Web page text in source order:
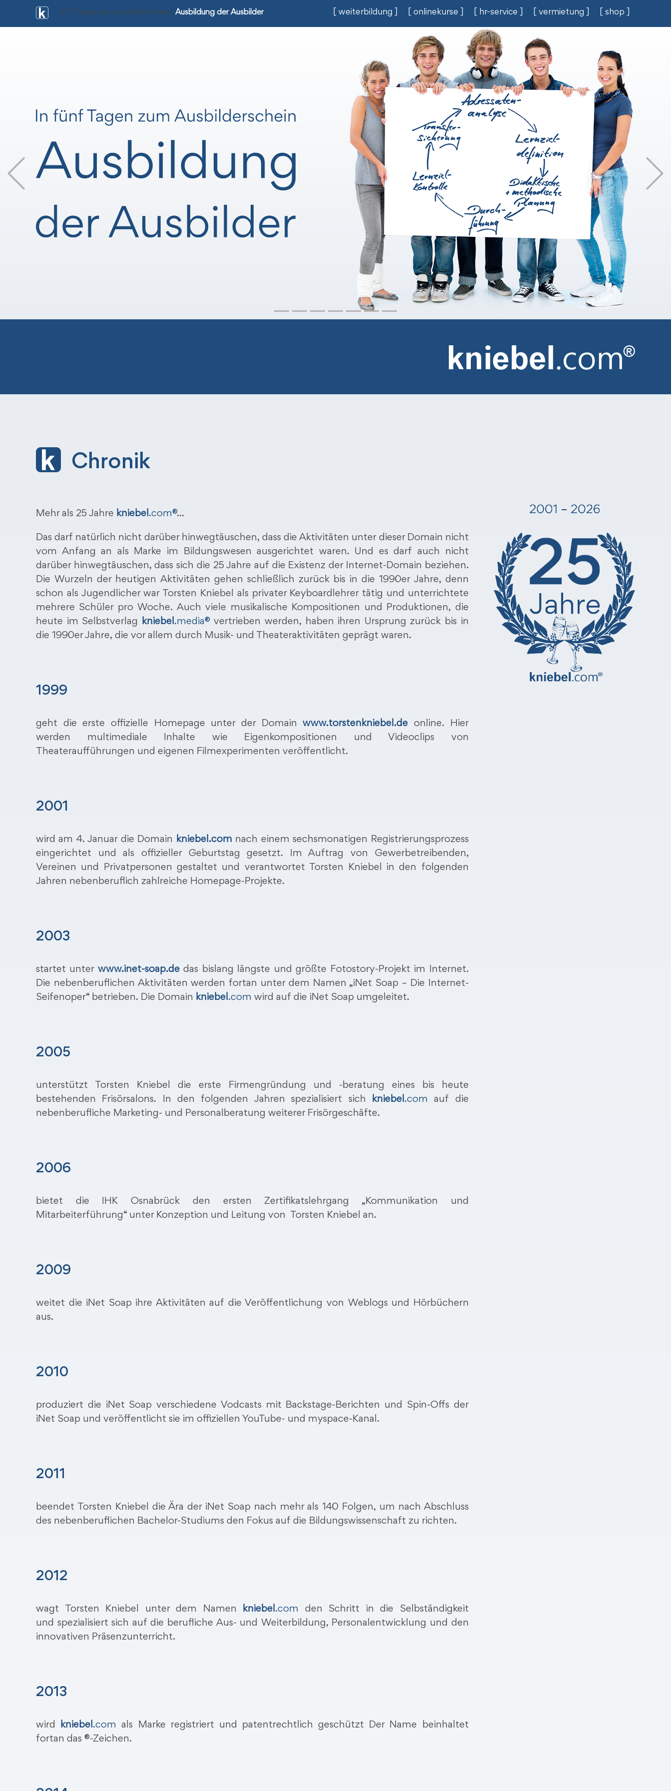
[ weiterbildung ] [ onlinekurse ] [ hr-service ] [ vermietung ] [ shop ]
In 5 Tagen zum Ausbilderschein: Ausbildung der Ausbilder
Previous
Chronik
Mehr als 25 Jahre kniebel .com®…
Das darf natürlich nicht darüber hinwegtäuschen, dass die Aktivitäten unter dieser Domain nicht
vom Anfang an als Marke im Bildungswesen ausgerichtet waren. Und es darf auch nicht
darüber hinwegtäuschen, dass sich die 25 Jahre auf die Existenz der Internet-Domain beziehen.
Die Wurzeln der heutigen Aktivitäten gehen schließlich zurück bis in die 1990er Jahre, denn
schon als Jugendlicher war Torsten Kniebel als privater Keyboardlehrer tätig und unterrichtete
mehrere Schüler pro Woche. Auch viele musikalische Kompositionen und Produktionen, die
heute im Selbstverlag
kniebel .media® vertrieben werden, haben ihren Ursprung zurück bis in
die 1990er Jahre, die vor allem durch Musik- und Theateraktivitäten geprägt waren.
1999
geht die erste offizielle Homepage unter der Domainwww.torstenkniebel.de online. Hier
werden multimediale Inhalte wie Eigenkompositionen und Videoclips von
Theateraufführungen und eigenen Filmexperimenten veröffentlicht.
2001
wird am 4. Januar die Domain kniebel.com nach einem sechsmonatigen Registrierungsprozess
eingerichtet und als offizieller Geburtstag gesetzt. Im Auftrag von Gewerbetreibenden,
Vereinen und Privatpersonen gestaltet und verantwortet Torsten Kniebel in den folgenden
Jahren nebenberuflich zahlreiche Homepage-Projekte.
2003
startet unter www.inet-soap.dedas bislang längste und größte Fotostory-Projekt im Internet.
Die nebenberuflichen Aktivitäten werden fortan unter dem Namen „iNet Soap – Die Internet-
Seifenoper“ betrieben. Die Domain kniebel .com wird auf die iNet Soap umgeleitet.
2005
unterstützt Torsten Kniebel die erste Firmengründung und -beratung eines bis heute
bestehenden Frisörsalons. In den folgenden Jahren spezialisiert sich
kniebel .com auf die
nebenberufliche Marketing- und Personalberatung weiterer Frisörgeschäfte.
2006
bietet die IHK Osnabrück den ersten Zertifikatslehrgang „Kommunikation und
Mitarbeiterführung“ unter Konzeption und Leitung von Torsten Kniebel an.
2009
weitet die iNet Soap ihre Aktivitäten auf die Veröffentlichung von Weblogs und Hörbüchern
aus.
2010
produziert die iNet Soap verschiedene Vodcasts mit Backstage-Berichten und Spin-Offs der
iNet Soap und veröffentlicht sie im offiziellen YouTube- und myspace-Kanal.
2011
beendet Torsten Kniebel die Ära der iNet Soap nach mehr als 140 Folgen, um nach Abschluss
des nebenberuflichen Bachelor-Studiums den Fokus auf die Bildungswissenschaft zu richten.
2012
wagt Torsten Kniebel unter dem Namen kniebel .com den Schritt in die Selbständigkeit
und spezialisiert sich auf die berufliche Aus- und Weiterbildung, Personalentwicklung und den
innovativen Präsenzunterricht.
2013
wird kniebel .com als Marke registriert und patentrechtlich geschützt Der Name beinhaltet
fortan das ®-Zeichen.